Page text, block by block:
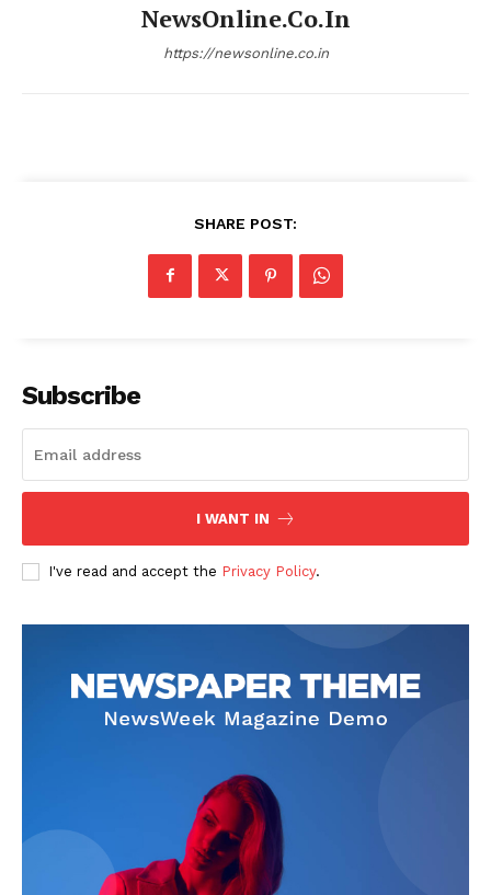
NewsOnline.co.in
https://newsonline.co.in
SHARE POST:
Subscribe
I WANT IN
I've read and accept the Privacy Policy.